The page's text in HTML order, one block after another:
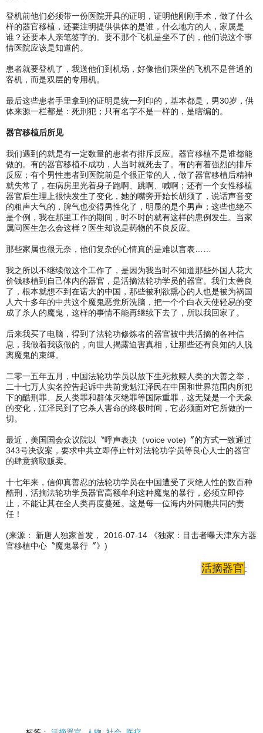
登机前他们必须带一份医院开具的证明，证明他刚刚手术，做了什么
样的器官移植，还要注明提供供体的是谁，什么地方的人，家属是
谁？还要本人亲笔签字的。要不那个飞机是坐不了的，他们说这个事
情医院应该是知道的。
患者就要登机了，我送他们到机场，好像他们乘坐的飞机不是普通的
客机，而是双层的专用机。
最后这些患者手里拿到的证明是统一列印的，基本都是，男30岁，供
体来源一栏都是：死刑犯；只有名字不是一样的，是瞎编的。
器官移植后所见
我们遇到的就是有一定数量的患者有排斥反应。器官移植不是谁都能
做的。有的器官移植不成功，人当时就死去了。有的有着强烈的排斥
反应；有个男性患者到医院前是个很正常的人，做了器官移植后精神
就失常了，在病房里光着身子跑啊、跳啊、喊啊；还有一个女性移植
器官后生理上很快发生了变化，她的嘴旁开始长胡须了，说话声音变
的粗声大气的，脾气也变得男性化了，明显的是个男声；这些也绝不
是个例，我在那里工作的期间，时不时的就有这样的患例发生。当家
属问医生怎么会这样？医生却说是药物的不良反应。
那些家属也很无奈，他们复杂的心情真的是难以言表……
我之所以不继续做这个工作了，是因为我当时不知道那些外国人花大
价钱移植到自己体内的器官，是活摘法轮功学员的器官。我们太善良
了，根本就想不到在诺大的中国，那些被利欲熏心的人也是被为祸国
人六十多年的中共这个魔鬼恶党所洗脑，把一个个白衣天使轻易的变
成了杀人的魔鬼，这样的事情不能再继续下去了，所以我回家了。
后来我买了电脑，得到了法轮功修炼者的器官被中共活摘的各种信
息，我做着我该做的，向世人揭露迫害真相，让那些还有良知的人脱
离魔鬼的束缚。
二零一五年五月，中国法轮功学员以放下生死救赎人类的大善之举，
二十七万人实名控告起诉中共前党魁江泽民在中国和世界范围内所犯
下的酷刑罪、反人类罪和群体灭绝罪等国际重罪，这无疑是一个天象
的变化，江泽民到了它杀人害命的终极时间，它必须面对它所做的一
切。
最近，美国国会众议院以〝呼声表决（voice vote)〞的方式一致通过
343号决议案，要求中共立即停止针对法轮功学员等良心人士的器官
的肆意摘取贩卖。
十七年来，信仰真善忍的法轮功学员在中国遭受了灭绝人性的数百种
酷刑，活摘法轮功学员器官高额牟利这种魔鬼的暴行，必须立即停
止，不能让其在全人类再度蔓延。这是每一位海内外同胞共同的责
任！
(来源： 新唐人独家首发， 2016-07-14 《独家：目击者曝天津东方器
官移植中心〝魔鬼暴行〞》)
活摘器官 :